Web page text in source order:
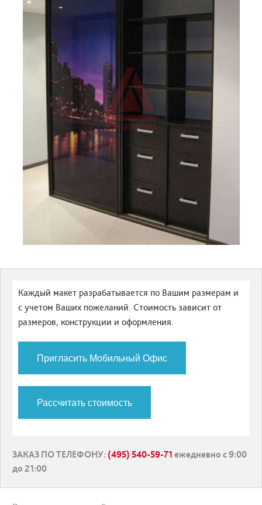
Каждый макет разрабатывается по Вашим размерам и
с учетом Ваших пожеланий. Стоимость зависит от
размеров, конструкции и оформления.
Пригласить Мобильный Офис
Рассчитать стоимость
ЗАКАЗ ПО ТЕЛЕФОНУ: (495) 540-59-71 ежедневно с 9:00
до 21:00